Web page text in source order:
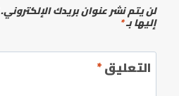
لن يتم نشر عنوان بريدك الإلكتروني.
إليها بـ*
التعليق*